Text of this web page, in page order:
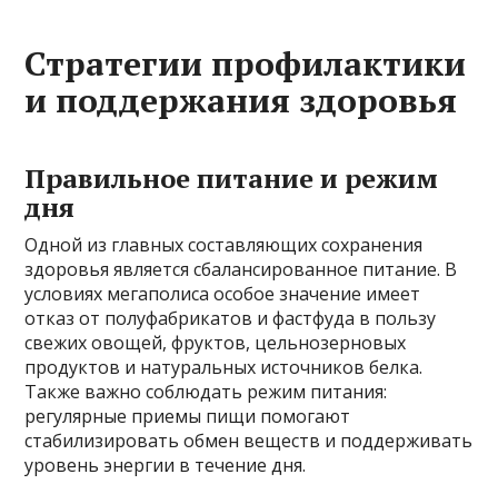
Стратегии профилактики
и поддержания здоровья
Правильное питание и режим
дня
Одной из главных составляющих сохранения
здоровья является сбалансированное питание. В
условиях мегаполиса особое значение имеет
отказ от полуфабрикатов и фастфуда в пользу
свежих овощей, фруктов, цельнозерновых
продуктов и натуральных источников белка.
Также важно соблюдать режим питания:
регулярные приемы пищи помогают
стабилизировать обмен веществ и поддерживать
уровень энергии в течение дня.